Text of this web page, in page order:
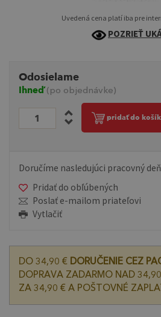
Uvedená cena platí iba pre
POZRIEŤ
Odosielame
Ihneď(po objednávke)
pridať do
Doručíme nasledujúci pracovný
Pridať do obľúbených
Poslať e-mailom priateľovi
Vytlačiť
DO 34,90 € DORUČENIE CEZ
DOPRAVA ZADARMO NAD
ZA 34,90 € A POŠTOVNÉ